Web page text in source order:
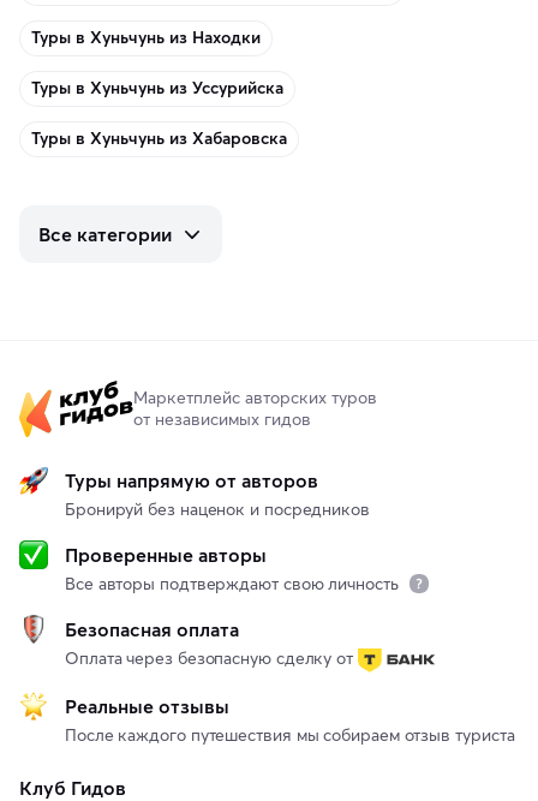
Туры в Хуньчунь из Находки
Туры в Хуньчунь из Уссурийска
Туры в Хуньчунь из Хабаровска
Все категории
Маркетплейс авторских туров
от независимых гидов
Туры напрямую от авторов
Бронируй без наценок и посредников
Проверенные авторы
Все авторы подтверждают свою личность
Безопасная оплата
Оплата через безопасную сделку от
Реальные отзывы
После каждого путешествия мы собираем отзыв туриста
Клуб Гидов